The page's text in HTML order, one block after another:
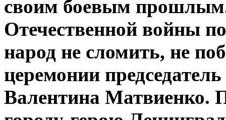
своим боевым
Отечественной войны
народ не сломить, не
церемонии
Валентина Матвиенко.